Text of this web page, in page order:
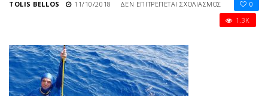
TOLIS BELLOS 11/10/2018 ΔΕΝ ΕΠΙΤΡΈΠΕΤΑΙ ΣΧΟΛΙΑΣΜΌΣ
ΠΑΓΚΟΣΜΙΟ
0
1.3K